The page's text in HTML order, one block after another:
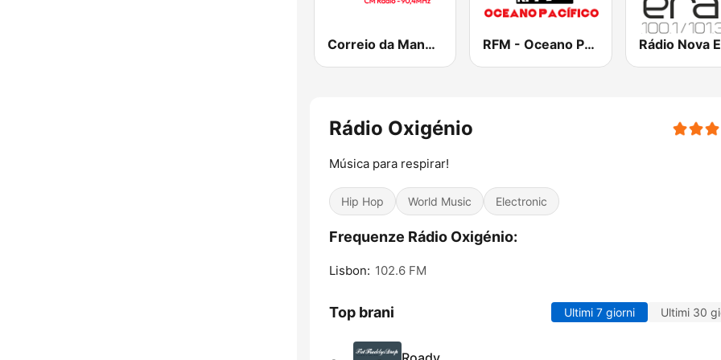
Correio da Manhã Rádio RFM - Oceano Pacífico Online Rádio Nova
Rádio Oxigénio
Música para respirar!
Hip Hop World Music Electronic
Frequenze Rádio Oxigénio:
Lisbon: 102.6 FM
Top brani Ultimi 7 giorni Ultimi 30